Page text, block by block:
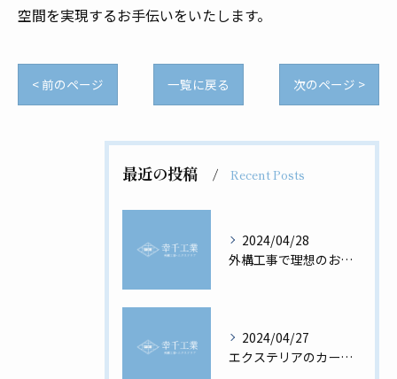
空間を実現するお手伝いをいたします。
< 前のページ 一覧に戻る 次のページ >
最近の投稿 Recent Posts
2024/04/28
外構工事で理想のお家を実現！
2024/04/27
エクステリアのカーポートの必要性と選び方